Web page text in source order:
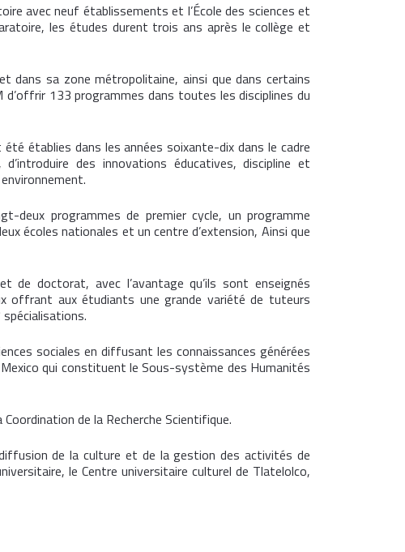
avec neuf établissements et l’École des sciences et
les études durent trois ans après le collège et
dans sa zone métropolitaine, ainsi que dans certains
133 programmes dans toutes les disciplines du
établies dans les années soixante-dix dans le cadre
des innovations éducatives, discipline et
deux programmes de premier cycle, un programme
écoles nationales et un centre d’extension, Ainsi que
de doctorat, avec l’avantage qu’ils sont enseignés
offrant aux étudiants une grande variété de tuteurs
sociales en diffusant les connaissances générées
qui constituent le Sous-système des Humanités
de la Recherche Scientifique.
de la culture et de la gestion des activités de
le Centre universitaire culturel de Tlatelolco,